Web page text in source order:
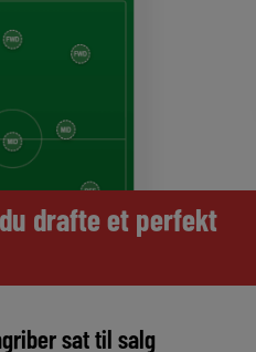
drafte et perfekt
sat til salg